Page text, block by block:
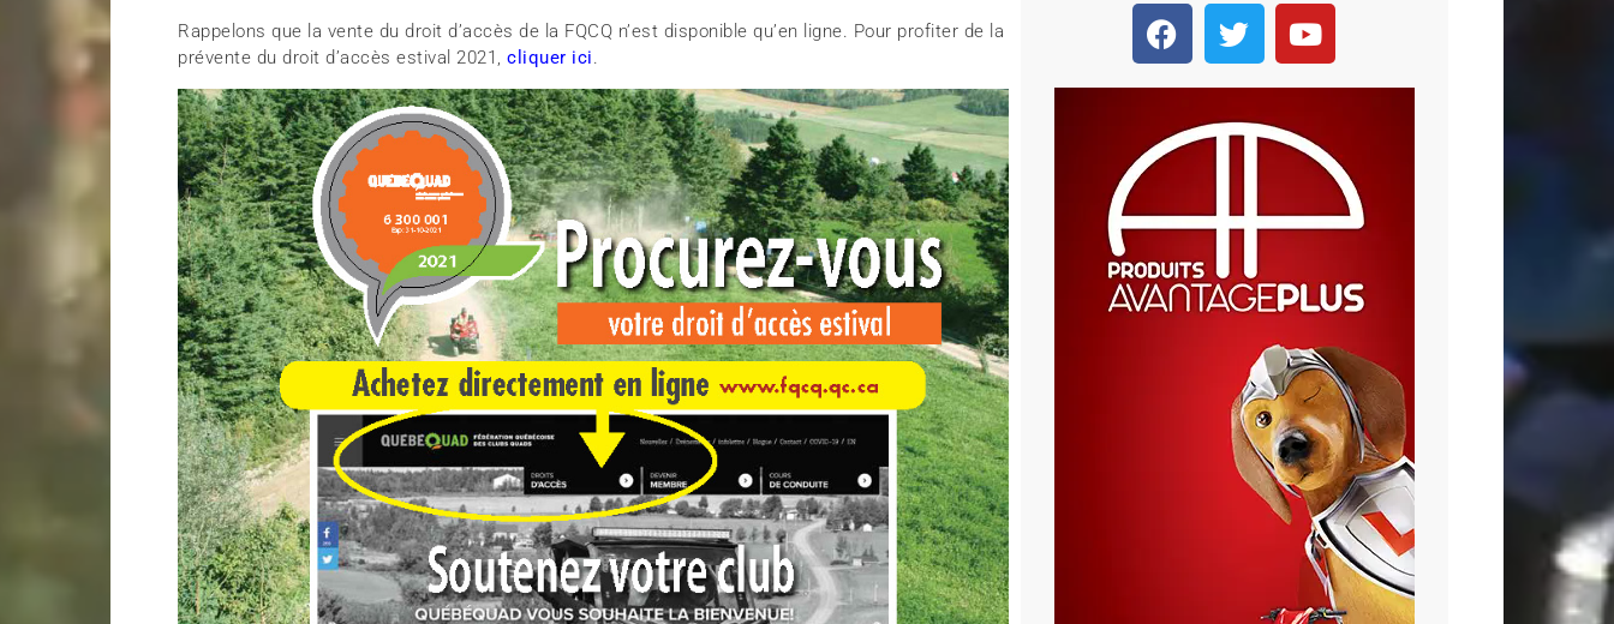
Rappelons que la vente du droit d’accès de la FQCQ n’est disponible qu’en ligne. Pour profiter de la
prévente du droit d’accès estival 2021,cliquer ici.